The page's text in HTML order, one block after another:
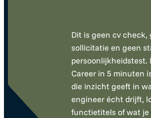
Dit is geen cv check,
sollicitatie en geen
persoonlijkheidstest.
Career in 5 minuten
die inzicht geeft in
engineer écht drijft,
functietitels of wat je